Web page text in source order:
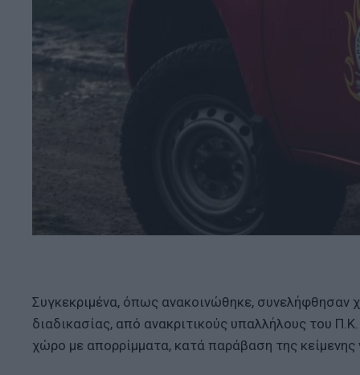
Συγκεκριμένα, όπως ανακοινώθηκε,
διαδικασίας, από ανακριτικούς υπαλλήλους του
χώρο με απορρίμματα, κατά παράβαση της